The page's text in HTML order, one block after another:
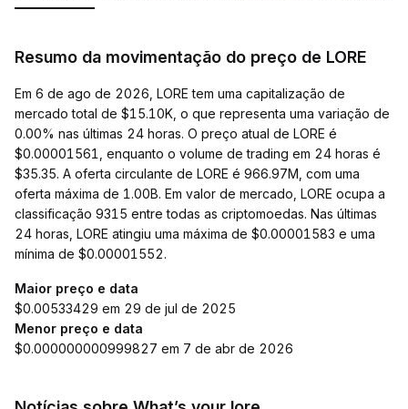
Resumo da movimentação do preço de LORE
Em 6 de ago de 2026, LORE tem uma capitalização de
mercado total de $15.10K, o que representa uma variação de
0.00% nas últimas 24 horas. O preço atual de LORE é
$0.00001561, enquanto o volume de trading em 24 horas é
$35.35. A oferta circulante de LORE é 966.97M, com uma
oferta máxima de 1.00B. Em valor de mercado, LORE ocupa a
classificação 9315 entre todas as criptomoedas. Nas últimas
24 horas, LORE atingiu uma máxima de $0.00001583 e uma
mínima de $0.00001552.
Maior preço e data
$0.00533429 em 29 de jul de 2025
Menor preço e data
$0.000000000999827 em 7 de abr de 2026